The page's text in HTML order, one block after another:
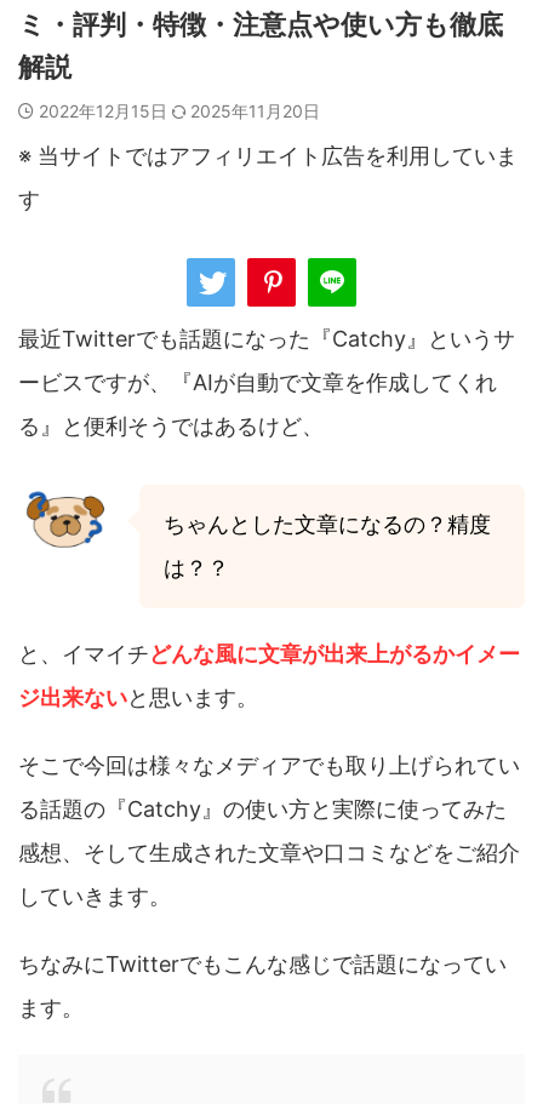
ミ・評判・特徴・注意点や使い方も徹底
解説
2022年12月15日 2025年11月20日
※ 当サイトではアフィリエイト広告を利用していま
す
最近Twitterでも話題になった『Catchy』というサ
ービスですが、『AIが自動で文章を作成してくれ
る』と便利そうではあるけど、
ちゃんとした文章になるの？精度
は？？
と、イマイチどんな風に文章が出来上がるかイメー
ジ出来ないと思います。
そこで今回は様々なメディアでも取り上げられてい
る話題の『Catchy』の使い方と実際に使ってみた
感想、そして生成された文章や口コミなどをご紹介
していきます。
ちなみにTwitterでもこんな感じで話題になってい
ます。